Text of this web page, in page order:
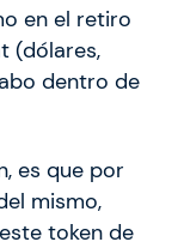
en el retiro
(dólares,
dentro de
es que por
mismo,
token de